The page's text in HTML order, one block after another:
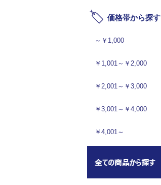
価格帯から探す
～￥1,000
￥1,001～￥2,000
￥2,001～￥3,000
￥3,001～￥4,000
￥4,001～